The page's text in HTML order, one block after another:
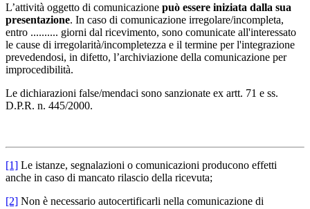
L’attività oggetto di comunicazione può essere iniziata dalla sua
presentazione. In caso di comunicazione irregolare/incompleta,
entro .......... giorni dal ricevimento, sono comunicate all'interessato
le cause di irregolarità/incompletezza e il termine per l'integrazione
prevedendosi, in difetto, l’archiviazione della comunicazione per
improcedibilità.
Le dichiarazioni false/mendaci sono sanzionate ex artt. 71 e ss.
D.P.R. n. 445/2000.
[1] Le istanze, segnalazioni o comunicazioni producono effetti
anche in caso di mancato rilascio della ricevuta;
[2] Non è necessario autocertificarli nella comunicazione di